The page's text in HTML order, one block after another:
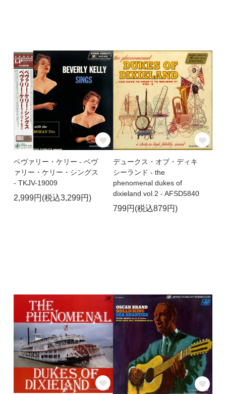
ベヴァリー・ケリー - ベヴ
ァリー・ケリー・シングス
- TKJV-19009
2,999円(税込3,299円)
デュークス・オブ・ディキ
シーランド - the
phenomenal dukes of
dixieland vol.2 - AFSD5840
799円(税込879円)